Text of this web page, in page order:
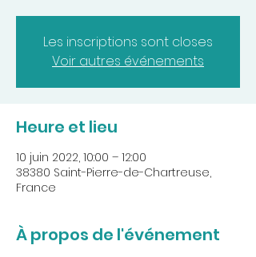
Les inscriptions sont closes
Voir autres événements
Heure et lieu
10 juin 2022, 10:00 – 12:00
38380 Saint-Pierre-de-Chartreuse,
France
À propos de l'événement